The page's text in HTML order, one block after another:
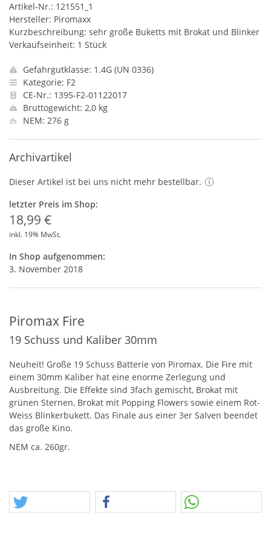
Artikel-Nr.: 121551_1
Hersteller: Piromaxx
Kurzbeschreibung: sehr große Buketts mit Brokat und Blinker
Verkaufseinheit: 1 Stück
Gefahrgutklasse: 1.4G (UN 0336)
Kategorie: F2
CE-Nr.: 1395-F2-01122017
Bruttogewicht: 2,0 kg
NEM: 276 g
Archivartikel
Dieser Artikel ist bei uns nicht mehr bestellbar.
letzter Preis im Shop:
18,99 €
inkl. 19% MwSt.
In Shop aufgenommen:
3. November 2018
Piromax Fire
19 Schuss und Kaliber 30mm
Neuheit! Große 19 Schuss Batterie von Piromax. Die Fire mit
einem 30mm Kaliber hat eine enorme Zerlegung und
Ausbreitung. Die Effekte sind 3fach gemischt, Brokat mit
grünen Sternen, Brokat mit Popping Flowers sowie einem Rot-
Weiss Blinkerbukett. Das Finale aus einer 3er Salven beendet
das große Kino.
NEM ca. 260gr.